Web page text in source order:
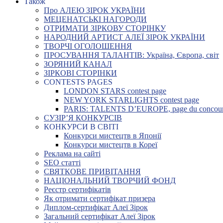
Про АЛЕЮ ЗІРОК УКРАЇНИ
МЕЦЕНАТСЬКІ НАГОРОДИ
ОТРИМАТИ ЗІРКОВУ СТОРІНКУ
НАРОДНИЙ АРТИСТ АЛЕЇ ЗІРОК УКРАЇНИ
ТВОРЧІ ОГОЛОШЕННЯ
ПРОСУВАННЯ ТАЛАНТІВ: Україна, Європа, світ
ЗОРЯНИЙ КАНАЛ
ЗІРКОВІ СТОРІНКИ
CONTESTS PAGES
LONDON STARS contest page
NEW YORK STARLIGHTS contest page
PARIS: TALENTS D’EUROPE, page du
СУЗІР’Я КОНКУРСІВ
КОНКУРСИ В СВІТІ
Конкурси мистецтв в Японії
Конкурси мистецтв в Кореї
Реклама на сайті
SEO статті
СВЯТКОВЕ ПРИВІТАННЯ
НАЦІОНАЛЬНИЙ ТВОРЧИЙ ФОНД
Реєстр сертифікатів
Як отримати сертифікат призера
Диплом-сертифікат Алеї Зірок
Загальний сертифікат Алеї Зірок